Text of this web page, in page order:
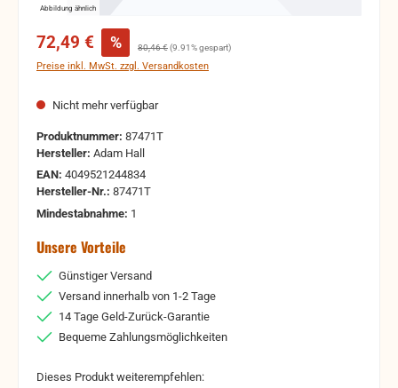
Abbildung ähnlich
Verkaufspreis:
72,49 € % Regulärer Preis:
80,46 €(9.91% gespart)
Preise inkl. MwSt. zzgl. Versandkosten
Nicht mehr verfügbar
Produktnummer: 87471T
Hersteller: Adam Hall
EAN: 4049521244834
Hersteller-Nr.: 87471T
Mindestabnahme: 1
Unsere Vorteile
Günstiger Versand
Versand innerhalb von 1-2 Tage
14 Tage Geld-Zurück-Garantie
Bequeme Zahlungsmöglichkeiten
Dieses Produkt weiterempfehlen: